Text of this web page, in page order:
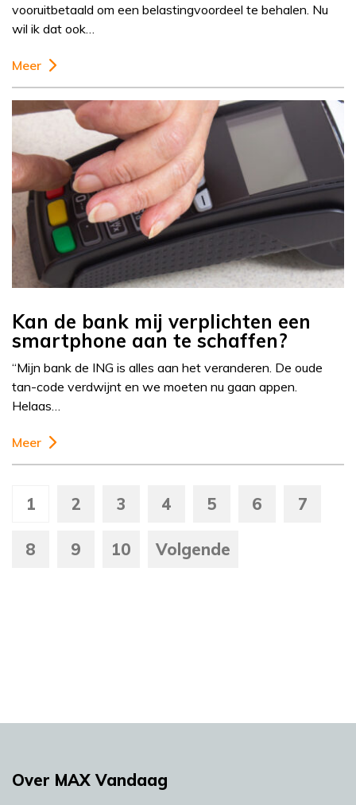
vooruitbetaald om een belastingvoordeel te behalen. Nu
wil ik dat ook…
Meer
Kan de bank mij verplichten een
smartphone aan te schaffen?
“Mijn bank de ING is alles aan het veranderen. De oude
tan-code verdwijnt en we moeten nu gaan appen.
Helaas…
Meer
1 2 3 4 5 6 7
8 9 10 Volgende
Over MAX Vandaag